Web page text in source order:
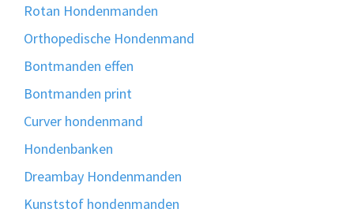
Rotan Hondenmanden
Orthopedische Hondenmand
Bontmanden effen
Bontmanden print
Curver hondenmand
Hondenbanken
Dreambay Hondenmanden
Kunststof hondenmanden